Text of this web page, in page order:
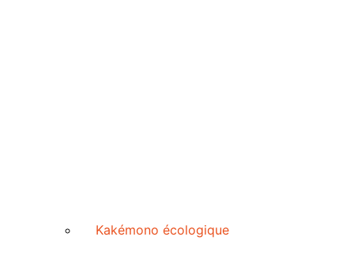
Kakémono écologique